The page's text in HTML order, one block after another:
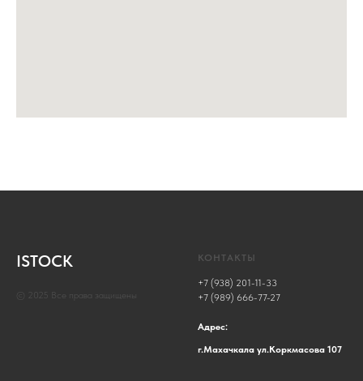
ISTOCK
© 2025 Все права защищены
КОНТАКТЫ
+7 (938) 201-11-33
+7 (989) 666-77-27
Адрес:
г.Махачкала ул.Коркмасова 107